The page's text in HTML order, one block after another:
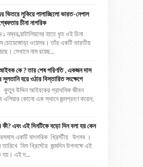
ভিতরে লুকিয়ে পালাচ্ছিলো ভারত-নেপাল
চীনা নাগরিক
নম্বর ব্য়াটালিয়নের হাতে ধৃত ওই চিনা
চোয়েজোড়া ওয়েসর। তাঁর একটি ভারতীয়
সেখানে নাম রয়েছ...
কে ? তার শেষ পরিণতি , একজন দাস
সুলতানি হয়ে ওঠার বিস্তারিত সংক্ষেপে
আইবকের প্রাথমিক জীবন
এশিয়ার কোনো এক স্থানে জন্মগ্রহণ করেন;
এবং এই দিনটিকে বড়ো দিন বলা হয় কেন
একটি বাৎসরিক খ্রিস্টীয় উৎসব ।
যিশু খ্রিস্টের জন্মদিন উপলক্ষে এই
হয়। এই দ...